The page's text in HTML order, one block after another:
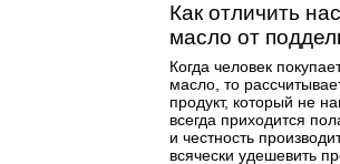
Как отличить
масло от
Когда человек
масло, то
продукт, который не
всегда приходится
и честность
всячески удешевить